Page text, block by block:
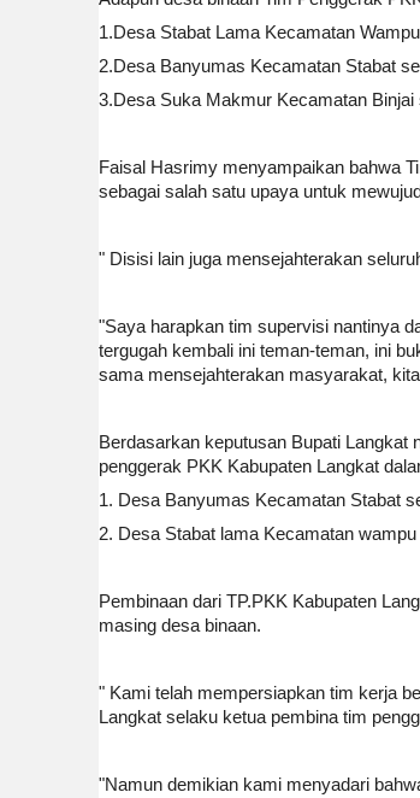
1.Desa Stabat Lama Kecamatan
2.Desa Banyumas Kecamatan Stabat
3.Desa Suka Makmur Kecamatan
Faisal Hasrimy menyampaikan bahwa
sebagai salah satu upaya untuk
" Disisi lain juga mensejahterakan
"Saya harapkan tim supervisi nantinya
tergugah kembali ini teman-teman, ini
sama mensejahterakan masyarakat,
Berdasarkan keputusan Bupati Langkat
penggerak PKK Kabupaten Langkat
1. Desa Banyumas Kecamatan Stabat
2. Desa Stabat lama Kecamatan
Pembinaan dari TP.PKK Kabupaten
masing desa binaan.
" Kami telah mempersiapkan tim kerja
Langkat selaku ketua pembina tim
"Namun demikian kami menyadari